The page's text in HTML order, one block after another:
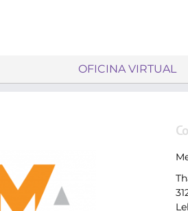
OFICINA VIRTUAL